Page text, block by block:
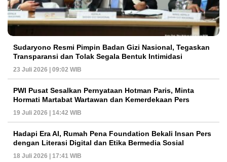
Sudaryono Resmi Pimpin Badan Gizi Nasional, Tegaskan
Transparansi dan Tolak Segala Bentuk Intimidasi
23 Juli 2026 | 09:02 WIB
PWI Pusat Sesalkan Pernyataan Hotman Paris, Minta
Hormati Martabat Wartawan dan Kemerdekaan Pers
19 Juli 2026 | 14:42 WIB
Hadapi Era AI, Rumah Pena Foundation Bekali Insan Pers
dengan Literasi Digital dan Etika Bermedia Sosial
18 Juli 2026 | 17:41 WIB